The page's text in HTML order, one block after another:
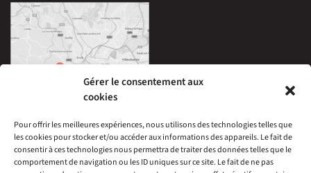
Gérer le consentement aux
cookies
Pour offrir les meilleures expériences, nous utilisons des technologies telles que
les cookies pour stocker et/ou accéder aux informations des appareils. Le fait de
consentir à ces technologies nous permettra de traiter des données telles que le
comportement de navigation ou les ID uniques sur ce site. Le fait de ne pas
33 Avenue Edouard Millaud,
69290 Craponne, France